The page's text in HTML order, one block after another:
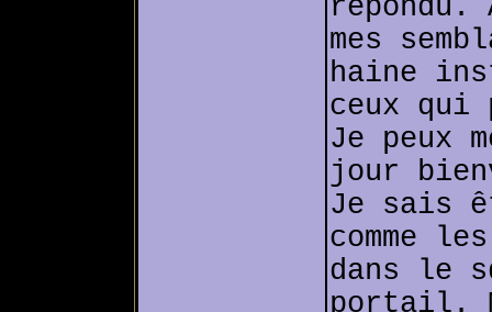
répondu.
mes
haine
ceux qui
Je peux
jour
Je sais
comme
dans le
portail.